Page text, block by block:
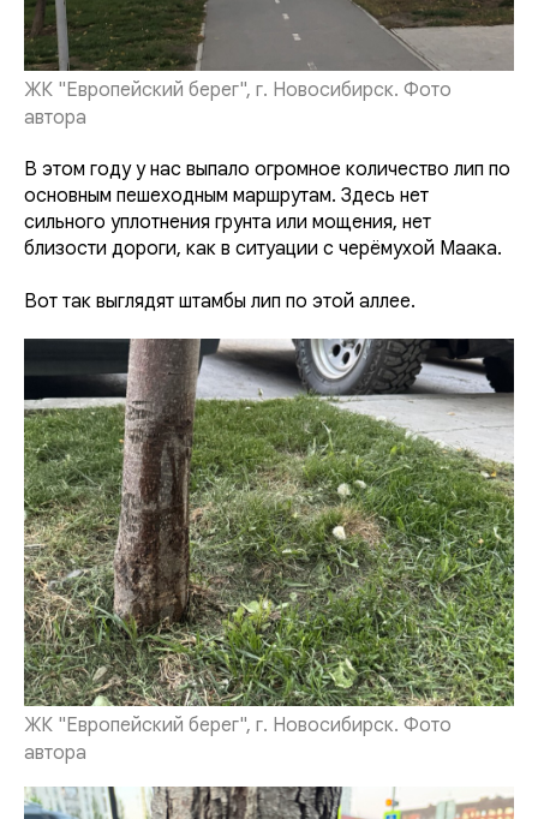
ЖК "Европейский берег", г. Новосибирск. Фото
автора
В этом году у нас выпало огромное количество лип по
основным пешеходным маршрутам. Здесь нет
сильного уплотнения грунта или мощения, нет
близости дороги, как в ситуации с черёмухой Маака.
Вот так выглядят штамбы лип по этой аллее.
ЖК "Европейский берег", г. Новосибирск. Фото
автора